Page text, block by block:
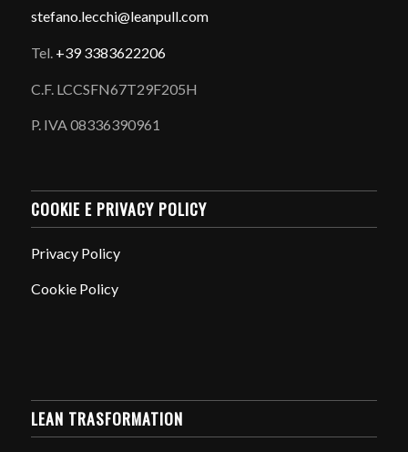
stefano.lecchi@leanpull.com
Tel. +39 3383622206
C.F. LCCSFN67T29F205H
P. IVA 08336390961
COOKIE E PRIVACY POLICY
Privacy Policy
Cookie Policy
LEAN TRASFORMATION